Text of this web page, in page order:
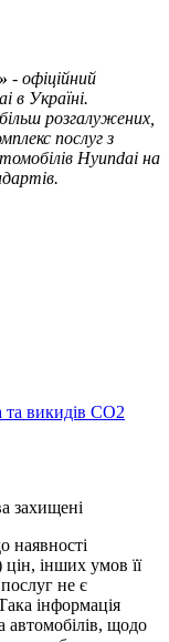
- офіційний
в Україні.
розгалужених,
послуг з
Hyundai на
та викидів СО2
захищені
наявності
цін, інших умов її
не є
інформація
автомобілів, щодо